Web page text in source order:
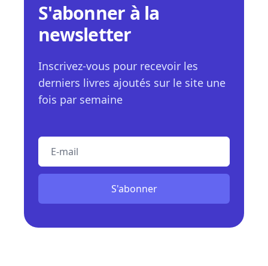
S'abonner à la
newsletter
Inscrivez-vous pour recevoir les
derniers livres ajoutés sur le site une
fois par semaine
E-mail
S'abonner